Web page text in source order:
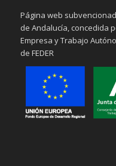
Página web
de Andalucía, concedida
Empresa y Trabajo
de FEDER